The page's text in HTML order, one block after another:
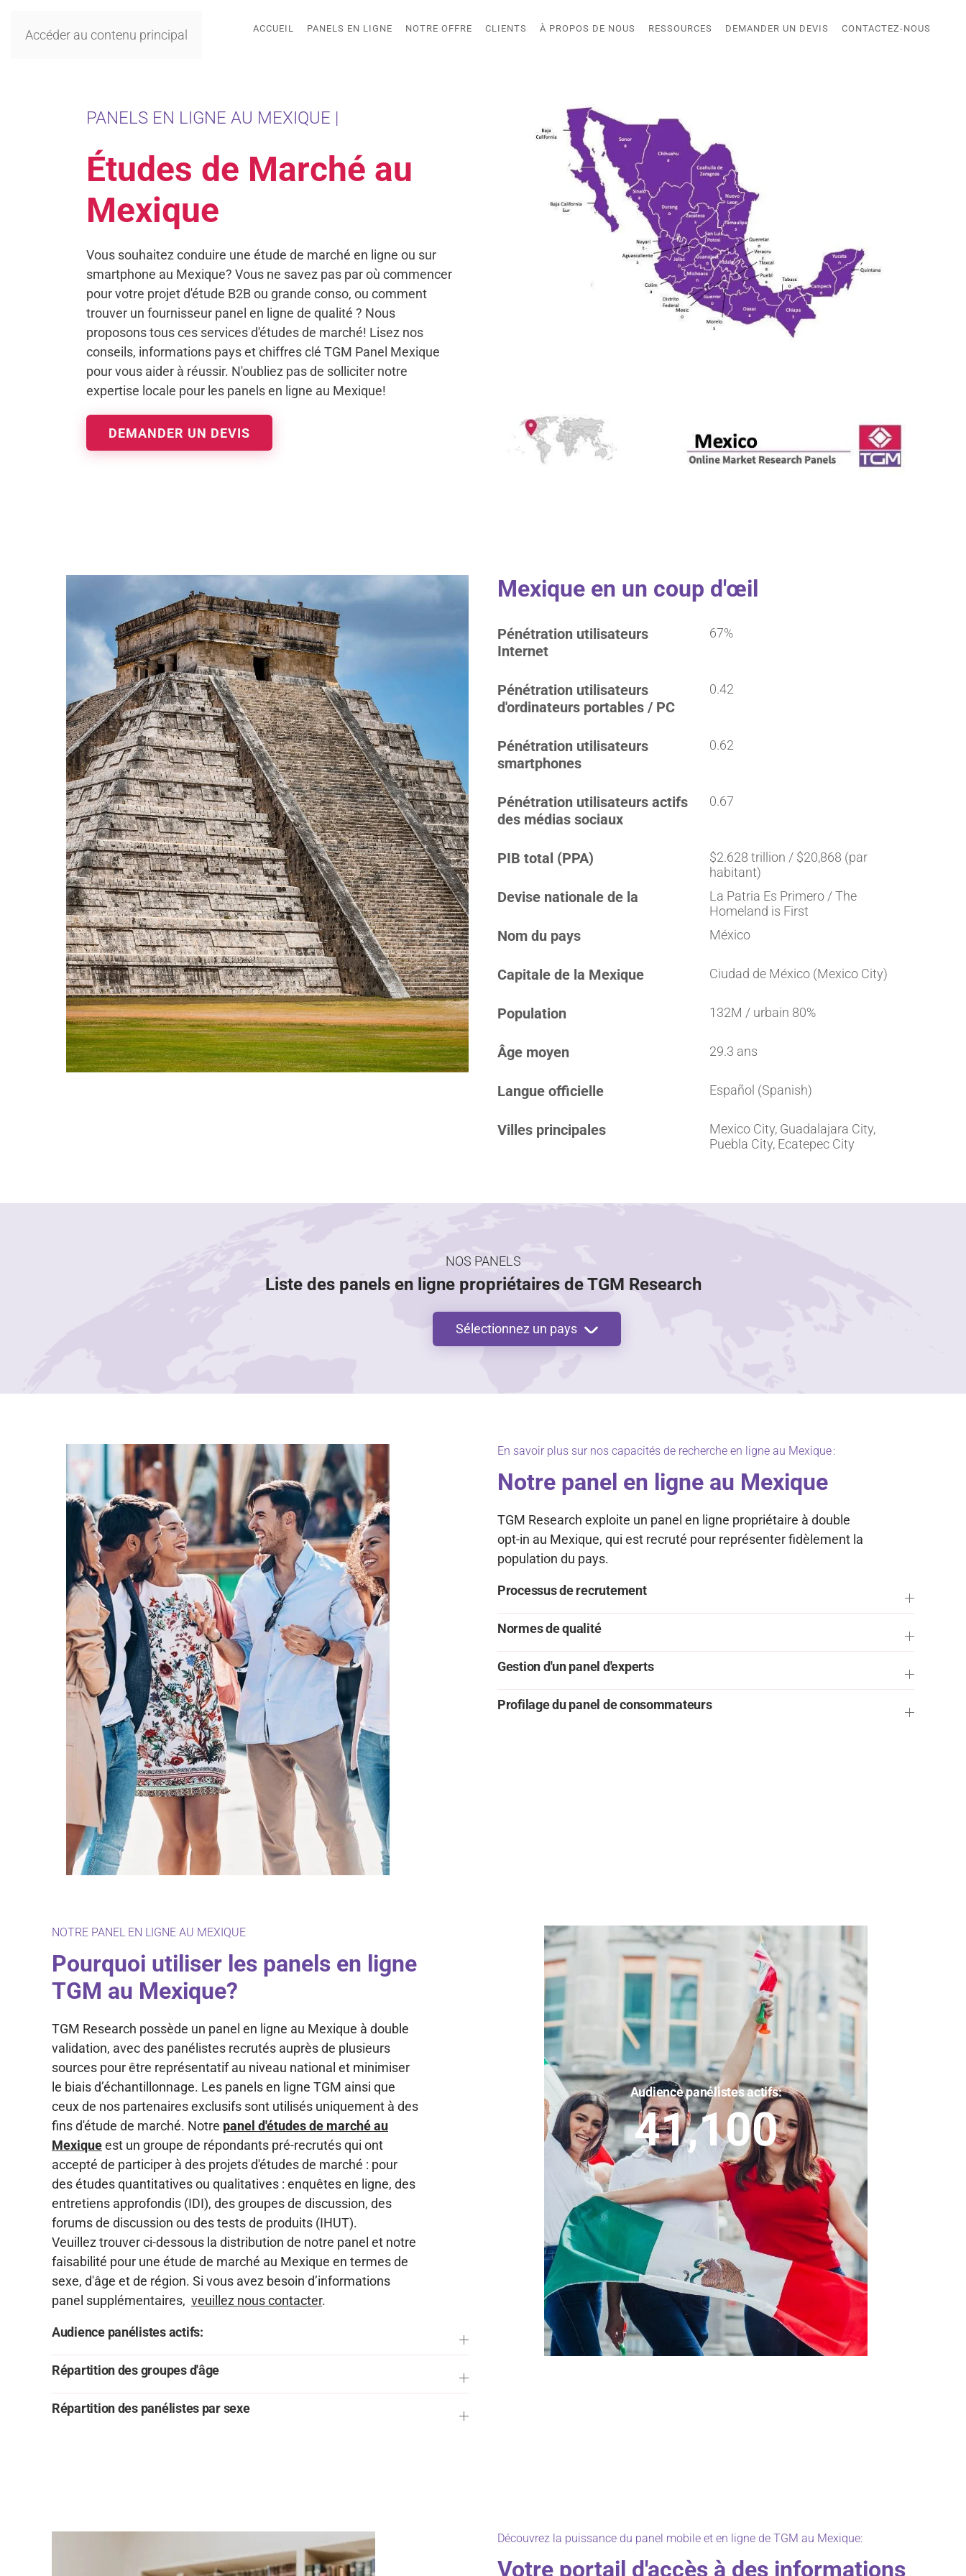
Accéder au contenu principal ACCUEIL PANELS EN LIGNE NOTRE OFFRE CLIENTS À PROPOS DE NOUS RESSOURCES DEMANDER UN DEVIS CONTACTEZ-NOUS
PANELS EN LIGNE AU MEXIQUE |
Études de Marché au
Mexique
Vous souhaitez conduire une étude de marché en ligne ou sur
smartphone au Mexique? Vous ne savez pas par où commencer
pour votre projet d'étude B2B ou grande conso, ou comment
trouver un fournisseur panel en ligne de qualité ? Nous
proposons tous ces services d'études de marché! Lisez nos
conseils, informations pays et chiffres clé TGM Panel Mexique
pour vous aider à réussir. N'oubliez pas de solliciter notre
expertise locale pour les panels en ligne au Mexique!
DEMANDER UN DEVIS
Mexique en un coup d'œil
Pénétration utilisateurs
Internet
67%
Pénétration utilisateurs
d'ordinateurs portables / PC
0.42
Pénétration utilisateurs
smartphones
0.62
Pénétration utilisateurs actifs
des médias sociaux
0.67
PIB total (PPA)
$2.628 trillion / $20,868 (par
habitant)
Devise nationale de la
La Patria Es Primero / The
Homeland is First
Nom du pays México
Capitale de la Mexique Ciudad de México (Mexico City)
Population 132M / urbain 80%
Âge moyen 29.3 ans
Langue officielle Español (Spanish)
Villes principales
Mexico City, Guadalajara City,
Puebla City, Ecatepec City
NOS PANELS
Liste des panels en ligne propriétaires de TGM Research
Sélectionnez un pays
En savoir plus sur nos capacités de recherche en ligne au Mexique :
Notre panel en ligne au Mexique
TGM Research exploite un panel en ligne propriétaire à double
opt-in au Mexique, qui est recruté pour représenter fidèlement la
population du pays.
Processus de recrutement
Normes de qualité
Gestion d'un panel d'experts
Profilage du panel de consommateurs
NOTRE PANEL EN LIGNE AU MEXIQUE
Pourquoi utiliser les panels en ligne
TGM au Mexique?
TGM Research possède un panel en ligne au Mexique à double
validation, avec des panélistes recrutés auprès de plusieurs
sources pour être représentatif au niveau national et minimiser
le biais d’échantillonnage. Les panels en ligne TGM ainsi que
ceux de nos partenaires exclusifs sont utilisés uniquement à des
fins d'étude de marché. Notre panel d'études de marché au
Mexiqueest un groupe de répondants pré-recrutés qui ont
accepté de participer à des projets d'études de marché : pour
des études quantitatives ou qualitatives : enquêtes en ligne, des
entretiens approfondis (IDI), des groupes de discussion, des
forums de discussion ou des tests de produits (IHUT).
Veuillez trouver ci-dessous la distribution de notre panel et notre
faisabilité pour une étude de marché au Mexique en termes de
sexe, d'âge et de région. Si vous avez besoin d’informations
panel supplémentaires, veuillez nous contacter.
Audience panélistes actifs:
Répartition des groupes d'âge
Répartition des panélistes par sexe
Audience panélistes actifs:
41,100
Découvrez la puissance du panel mobile et en ligne de TGM au Mexique:
Votre portail d'accès à des informations